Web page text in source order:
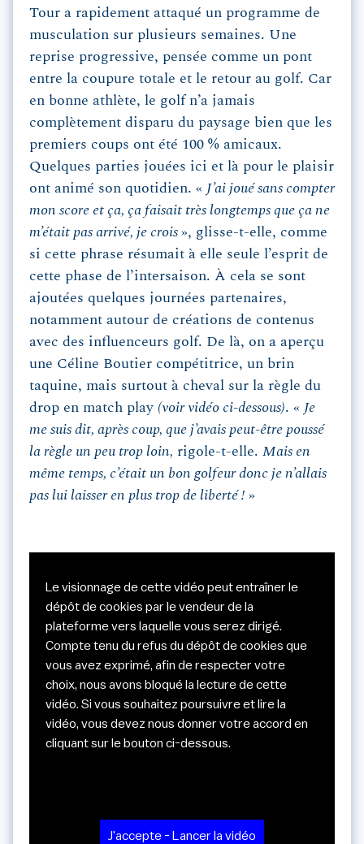
Tour a rapidement attaqué un programme de
musculation sur plusieurs semaines. Une
reprise progressive, pensée comme un pont
entre la coupure totale et le retour au golf. Car
en bonne athlète, le golf n’a jamais
complètement disparu du paysage bien que les
premiers coups ont été 100 % amicaux.
Quelques parties jouées ici et là pour le plaisir
ont animé son quotidien. « J’ai joué sans compter
mon score et ça, ça faisait très longtemps que ça ne
m’était pas arrivé, je crois », glisse-t-elle, comme
si cette phrase résumait à elle seule l’esprit de
cette phase de l’intersaison. À cela se sont
ajoutées quelques journées partenaires,
notamment autour de créations de contenus
avec des influenceurs golf. De là, on a aperçu
une Céline Boutier compétitrice, un brin
taquine, mais surtout à cheval sur la règle du
drop en match play (voir vidéo ci-dessous). « Je
me suis dit, après coup, que j’avais peut-être poussé
la règle un peu trop loin, rigole-t-elle. Mais en
même temps, c’était un bon golfeur donc je n’allais
pas lui laisser en plus trop de liberté ! »
Le visionnage de cette vidéo peut entraîner le
dépôt de cookies par le vendeur de la
plateforme vers laquelle vous serez dirigé.
Compte tenu du refus du dépôt de cookies que
vous avez exprimé, afin de respecter votre
choix, nous avons bloqué la lecture de cette
vidéo. Si vous souhaitez poursuivre et lire la
vidéo, vous devez nous donner votre accord en
cliquant sur le bouton ci-dessous.
J'accepte - Lancer la vidéo